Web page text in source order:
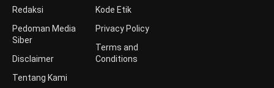
Redaksi
Pedoman Media
Siber
Disclaimer
Tentang Kami
Kode Etik
Privacy Policy
Terms and
Conditions